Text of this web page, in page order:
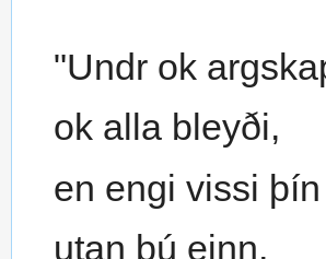
"Undr ok
ok alla bleyði,
en engi vissi
utan þú einn,